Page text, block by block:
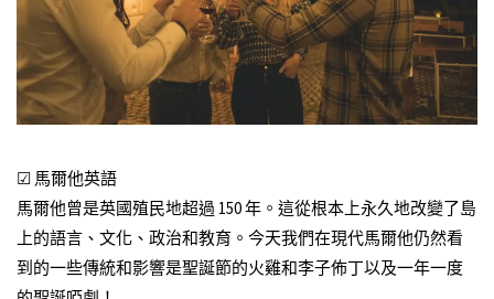
☑ 馬爾他英語
馬爾他曾是英國殖民地超過 150 年。這從根本上永久地改變了島
上的語言、文化、政治和教育。今天我們在現代馬爾他仍然看
到的一些傳統和影響是聖誕節的火雞和李子佈丁以及一年一度